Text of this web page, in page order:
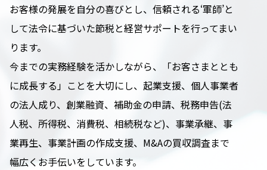
お客様の発展を自分の喜びとし、信頼される‘軍師’と
して法令に基づいた節税と経営サポートを行ってまい
ります。
今までの実務経験を活かしながら、「お客さまととも
に成長する」ことを大切にし、起業支援、個人事業者
の法人成り、創業融資、補助金の申請、税務申告(法
人税、所得税、消費税、相続税など)、事業承継、事
業再生、事業計画の作成支援、M&Aの買収調査まで
幅広くお手伝いをしています。